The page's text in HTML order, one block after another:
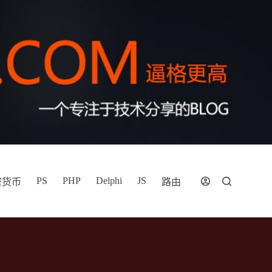
币 PS PHP Delphi JS 路由